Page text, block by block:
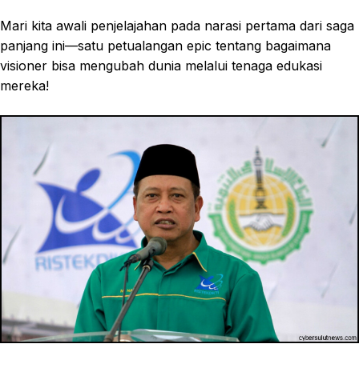
Mari kita awali penjelajahan pada narasi pertama dari saga
panjang ini—satu petualangan epic tentang bagaimana
visioner bisa mengubah dunia melalui tenaga edukasi
mereka!